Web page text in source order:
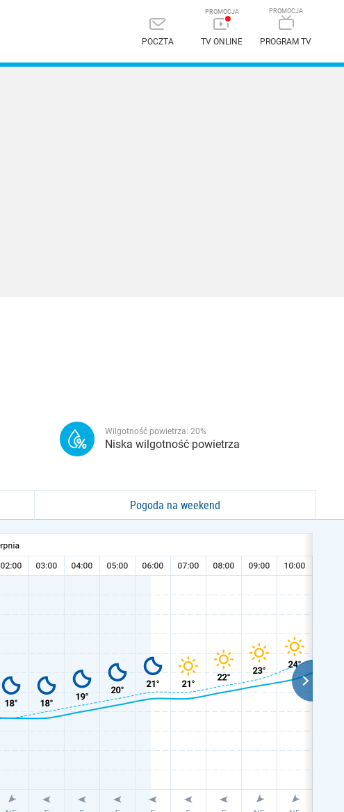
POCZTA TV ONLINE PROGRAM TV
Wilgotność powietrza: 20%
Niska wilgotność powietrza
Pogoda na weekend